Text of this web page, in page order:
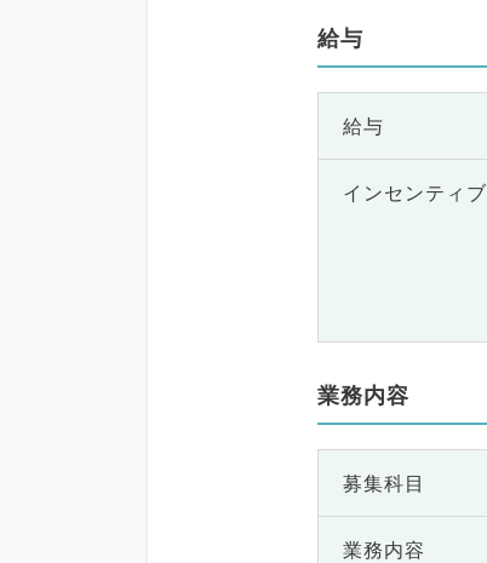
給与
給与
インセンティブ
業務内容
募集科目
業務内容